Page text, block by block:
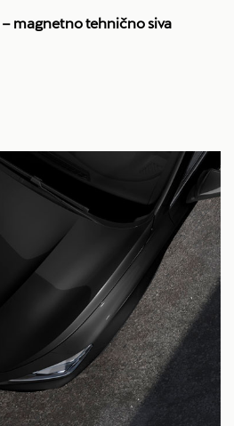
– magnetno tehnično siva